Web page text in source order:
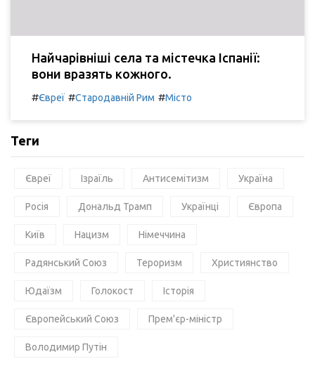
Найчарівніші села та містечка Іспанії:
вони вразять кожного.
#Євреї #Стародавній Рим #Місто
Теги
Євреї Ізраїль Антисемітизм Україна
Росія Дональд Трамп Українці Європа
Київ Нацизм Німеччина
Радянський Союз Тероризм Християнство
Юдаїзм Голокост Історія
Європейський Союз Прем'єр-міністр
Володимир Путін